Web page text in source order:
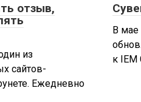
отзыв,
из
сайтов-
Ежедневно
В мае
к IEM